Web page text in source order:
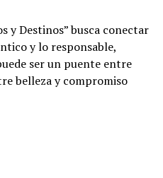
y Destinos” busca conectar
y lo responsable,
ser un puente entre
belleza y compromiso